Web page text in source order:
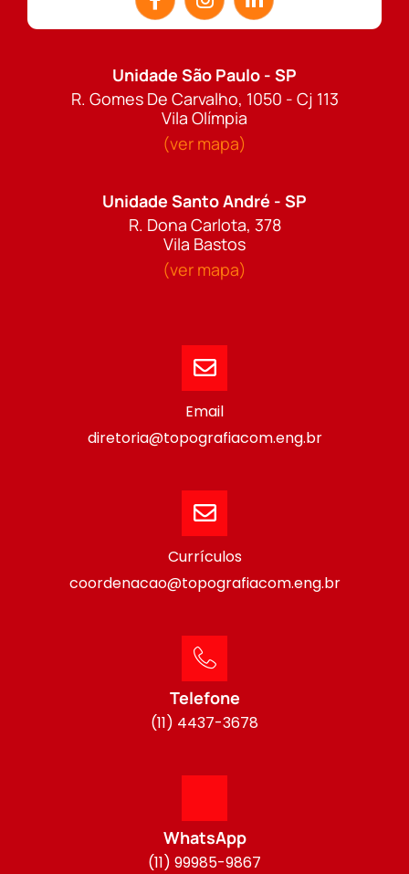
Unidade São Paulo - SP
R. Gomes De Carvalho, 1050 - Cj 113
Vila Olímpia
(ver mapa)
Unidade Santo André - SP
R. Dona Carlota, 378
Vila Bastos
(ver mapa)
Email
diretoria@topografiacom.eng.br
Currículos
coordenacao@topografiacom.eng.br
Telefone
(11) 4437-3678
WhatsApp
(11) 99985-9867